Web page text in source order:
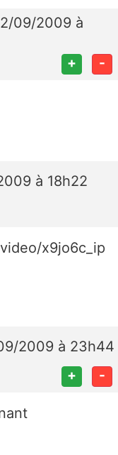
09/2009 à
+ -
à 18h22
x9jo6c_ip
2009 à 23h44
+ -